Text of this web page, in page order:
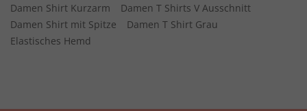
Damen Shirt Kurzarm
Damen T Shirts V Ausschnitt
Damen Shirt mit Spitze
Damen T Shirt Grau
Elastisches Hemd